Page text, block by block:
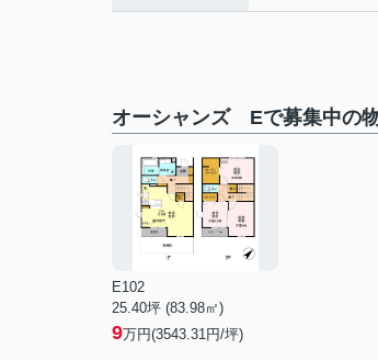
オーシャンズ Eで募集中の
E102
25.40坪 (83.98㎡)
9万円(3543.31円/坪)